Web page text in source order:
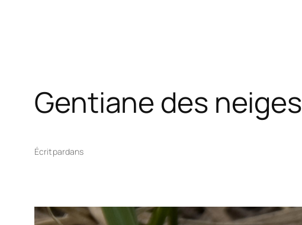
Gentiane des neiges
Écrit pardans